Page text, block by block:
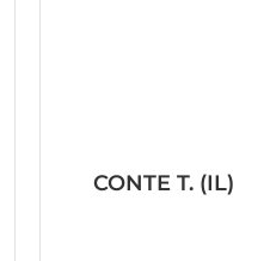
CONTE T. (IL)